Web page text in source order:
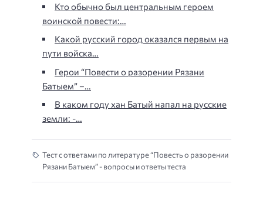
Кто обычно был центральным героем
воинской повести:…
Какой русский город оказался первым на
пути войска…
Герои “Повести о разорении Рязани
Батыем” –…
В каком году хан Батый напал на русские
земли: -…
Тест с ответами по литературе “Повесть о разорении
Рязани Батыем” - вопросы и ответы теста